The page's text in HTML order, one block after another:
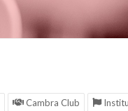
Cambra Club